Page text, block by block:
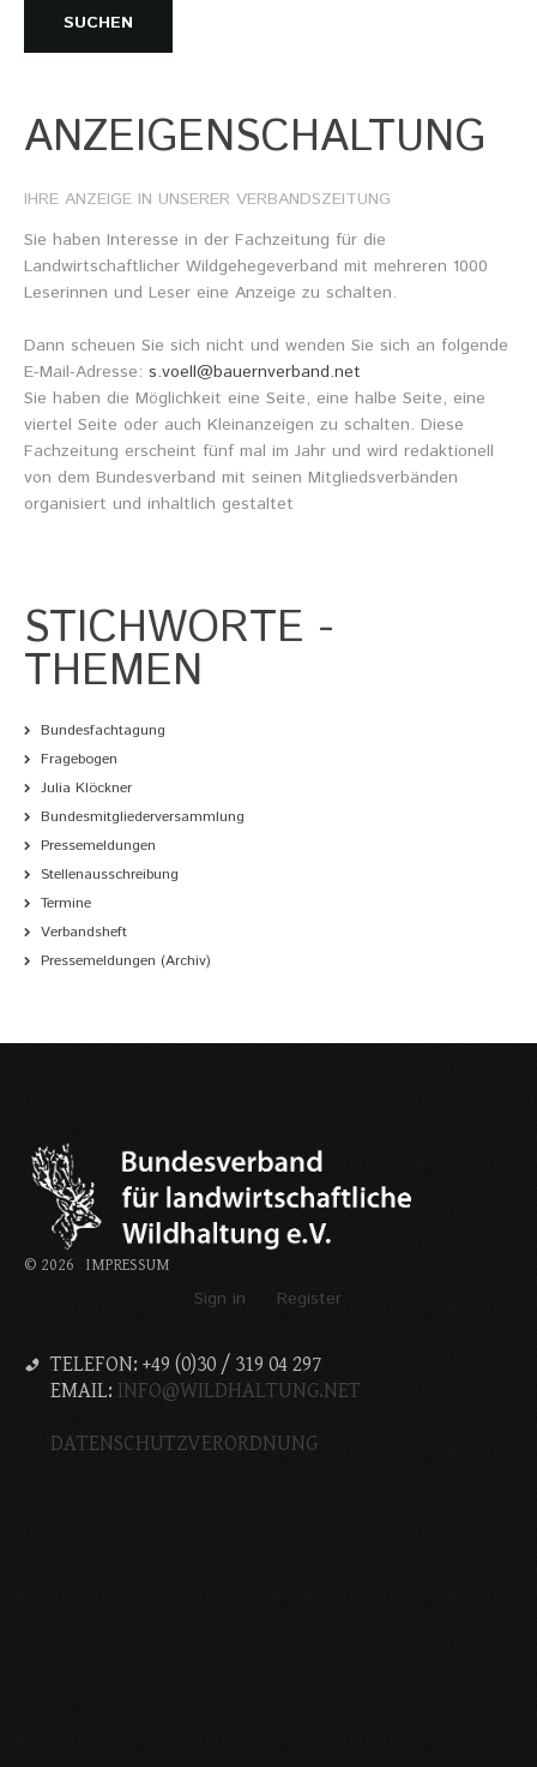
SUCHEN
ANZEIGENSCHALTUNG
IHRE ANZEIGE IN UNSERER VERBANDSZEITUNG
Sie haben Interesse in der Fachzeitung für die
Landwirtschaftlicher Wildgehegeverband mit mehreren 1000
Leserinnen und Leser eine Anzeige zu schalten.
Dann scheuen Sie sich nicht und wenden Sie sich an folgende
E-Mail-Adresse: s.voell@bauernverband.net
Sie haben die Möglichkeit eine Seite, eine halbe Seite, eine
viertel Seite oder auch Kleinanzeigen zu schalten. Diese
Fachzeitung erscheint fünf mal im Jahr und wird redaktionell
von dem Bundesverband mit seinen Mitgliedsverbänden
organisiert und inhaltlich gestaltet
STICHWORTE -
THEMEN
Bundesfachtagung
Fragebogen
Julia Klöckner
Bundesmitgliederversammlung
Pressemeldungen
Stellenausschreibung
Termine
Verbandsheft
Pressemeldungen (Archiv)
© 2026 IMPRESSUM
Sign in Register
TELEFON: +49 (0)30 / 319 04 297
EMAIL: INFO@WILDHALTUNG.NET
DATENSCHUTZVERORDNUNG